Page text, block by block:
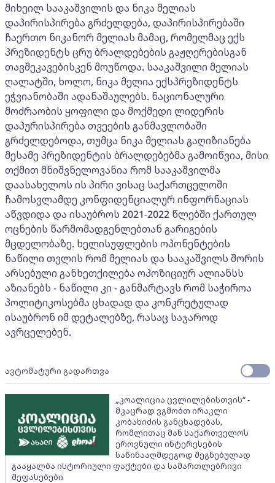
მიხეილ სააკაშვილის და ნიკა მელიას
დაპირისპირება გრძელდება, დაპირისპირებაში
ჩაერთო ნიკანორ მელიას მამაც, რომელმაც ექს
პრეზიდენტს ცრუ ბრალდებების გაჟღერებისგან
თავშეკავებისკენ მოუწოდა. სააკაშვილი მელიას
ღალატში, ხოლო, ნიკა მელია ექსპრეზიდენტს
ეჭვიანობაში ადანაშაულებს. ნაციონალური
მოძრაობის ყოფილი და მოქმედი ლიდერის
დაპურისპირება თვეების განმავლობაში
გრძელდებოდა, თუმცა ნიკა მელიას გაღიზიანება
მესამე პრეზიდენტის ბრალდებებმა გამოიწვია, მისი
თქმით მნიშვნელოვანია რომ სააკაშვილმა
დაასახელოს ის პირი ვისაც საქართცელოში
ჩამოსვლამდე კონფიდენციალურ ინფორნაციას
აწვდიდა და ისაუბროს 2021-2022 წლებში ქართულ
ოცნების წარმომადგენლებთან გარიგების
მცდელობაზე. ხელისუფლების ოპონენტების
ნაწილი თვლის რომ მელიას და სააკაშვილს შორის
არსებული განხეთქილება ოპოზიციურ ალიანსს
აზიანებს - ნაწილი კი - განმარტავს რომ საჭიროა
პოლიტიკოსებმა ცხადად და კონკრეტულად
ისაუბრონ იმ დეტალებზე, რასაც საჯაროდ
ავრცელებენ.
ავტომატური გადართვა
„კოალიცია ცვლილებისთვის“ -
მკაცრად ვგმობთ ირაკლი
კობახიძის განცხადებას,
რომლითაც მან საქართველოს
ეროვნული ინტერესების
საწინააღმდეგოდ შეგნებულად
გააყალბა ისტორიული ფაქტები და სამართლებრივი
შეფასებები